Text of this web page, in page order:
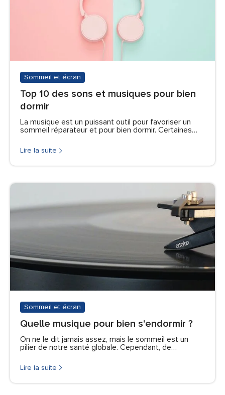
Sommeil et écran
Top 10 des sons et musiques pour bien
dormir
La musique est un puissant outil pour favoriser un
sommeil réparateur et pour bien dormir. Certaines…
Lire la suite
Sommeil et écran
Quelle musique pour bien s'endormir ?
On ne le dit jamais assez, mais le sommeil est un
pilier de notre santé globale. Cependant, de…
Lire la suite